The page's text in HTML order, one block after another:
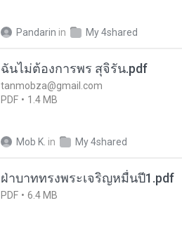
Pandarin in My 4shared
ฉันไม่ต้องการพร สุจิรัน.pdf
tanmobza@gmail.com
PDF
1.4 MB
Mob K. in My 4shared
ฝ่าบาททรงพระเจริญหมื่นปี1.pdf
PDF 6.4 MB